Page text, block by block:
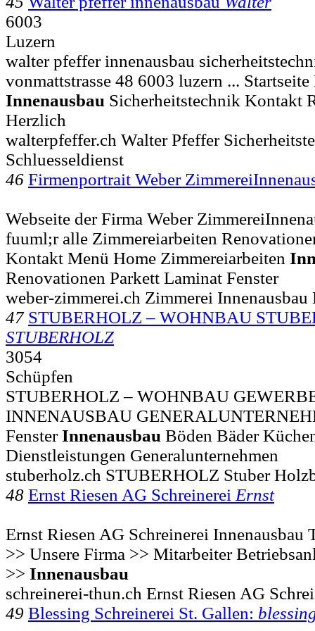
6003
Luzern
walter pfeffer innenausbau
vonmattstrasse 48 6003 luzern ...
Innenausbau Sicherheitstechnik Kontakt
Herzlich
walterpfeffer.ch Walter Pfeffer
Schluesseldienst
46 Firmenportrait Weber
Webseite der Firma Weber
fuuml;r alle Zimmereiarbeiten
Kontakt Menü Home Zimmereiarbeiten
Renovationen Parkett Laminat Fenster
weber-zimmerei.ch Zimmerei Innenausbau
47 STUBERHOLZ – WOHNBAU
STUBERHOLZ
3054
Schüpfen
STUBERHOLZ – WOHNBAU
INNENAUSBAU
FensterInnenausbau Böden Bäder
Dienstleistungen Generalunternehmen
stuberholz.ch STUBERHOLZ Stuber
48 Ernst Riesen AG Schreinerei Ernst
Ernst Riesen AG Schreinerei
>> Unsere Firma >> Mitarbeiter
>> Innenausbau
schreinerei-thun.ch Ernst Riesen AG
49 Blessing Schreinerei St. Gallen: